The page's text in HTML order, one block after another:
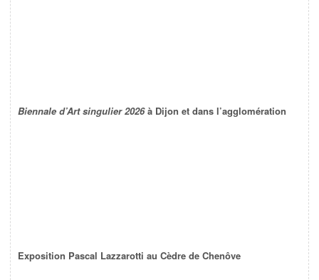
Biennale d’Art singulier 2026à Dijon et dans l’agglomération
Exposition Pascal Lazzarotti au Cèdre de Chenôve